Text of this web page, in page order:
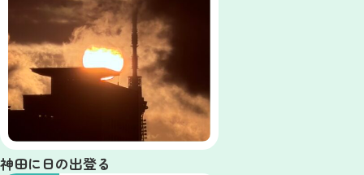
神田に日の出登る